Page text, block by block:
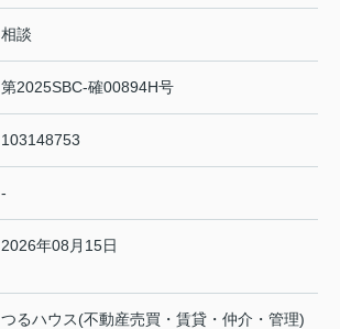
相談
第2025SBC-確00894H号
103148753
-
2026年08月15日
つるハウス(不動産売買・賃貸・仲介・管理)